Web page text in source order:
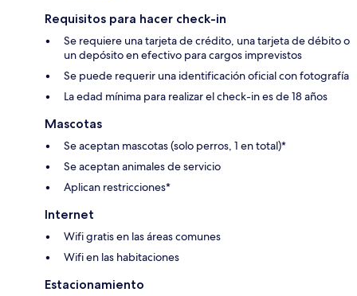
Requisitos para hacer check-in
Se requiere una tarjeta de crédito, una tarjeta de débito o
un depósito en efectivo para cargos imprevistos
Se puede requerir una identificación oficial con fotografía
La edad mínima para realizar el check-in es de 18 años
Mascotas
Se aceptan mascotas (solo perros, 1 en total)*
Se aceptan animales de servicio
Aplican restricciones*
Internet
Wifi gratis en las áreas comunes
Wifi en las habitaciones
Estacionamiento